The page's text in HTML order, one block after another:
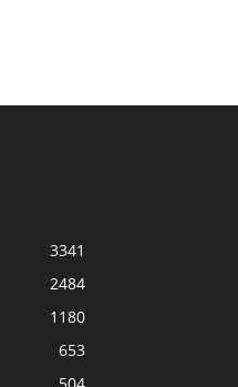
3341
2484
1180
653